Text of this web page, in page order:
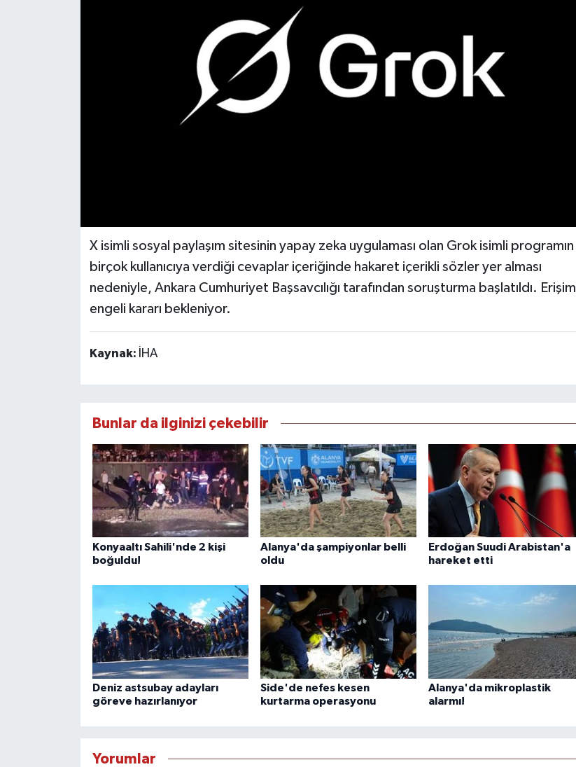
X isimli sosyal paylaşım sitesinin yapay zeka uygulaması olan Grok isimli programın
birçok kullanıcıya verdiği cevaplar içeriğinde hakaret içerikli sözler yer alması
nedeniyle, Ankara Cumhuriyet Başsavcılığı tarafından soruşturma başlatıldı. Erişim
engeli kararı bekleniyor.
Kaynak: İHA
Bunlar da ilginizi çekebilir
Konyaaltı Sahili'nde 2 kişi
boğuldu!
Alanya'da şampiyonlar belli
oldu
Erdoğan Suudi Arabistan'a
hareket etti
Deniz astsubay adayları
göreve hazırlanıyor
Side'de nefes kesen
kurtarma operasyonu
Alanya'da mikroplastik
alarmı!
Yorumlar
RESMİ İLAN
MAGAZİN